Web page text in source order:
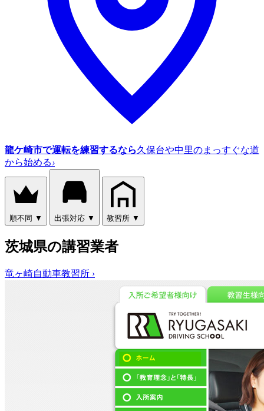
龍ケ崎市で運転を練習するなら久保台や中里のまっすぐな道
から始める›
順不同 ▼ 出張対応 ▼ 教習所 ▼
茨城県の講習業者
竜ヶ崎自動車教習所 ›